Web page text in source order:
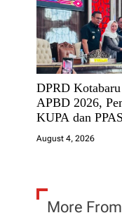
i
o
n
DPRD Kotabaru
APBD 2026,
KUPA dan PPAS
August 4, 2026
More